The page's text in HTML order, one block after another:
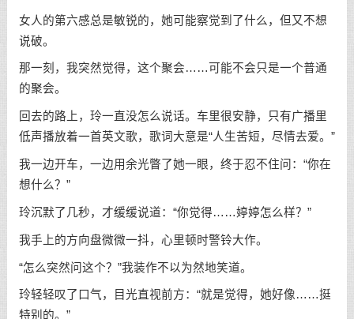
女人的第六感总是敏锐的，她可能察觉到了什么，但又不想
说破。
那一刻，我突然觉得，这个聚会……可能不会只是一个普通
的聚会。
回去的路上，玲一直没怎么说话。车里很安静，只有广播里
低声播放着一首英文歌，歌词大意是“人生苦短，尽情去爱。”
我一边开车，一边用余光瞥了她一眼，终于忍不住问：“你在
想什么？”
玲沉默了几秒，才缓缓说道：“你觉得……婷婷怎么样？”
我手上的方向盘微微一抖，心里顿时警铃大作。
“怎么突然问这个？”我装作不以为然地笑道。
玲轻轻叹了口气，目光直视前方：“就是觉得，她好像……挺
特别的。”